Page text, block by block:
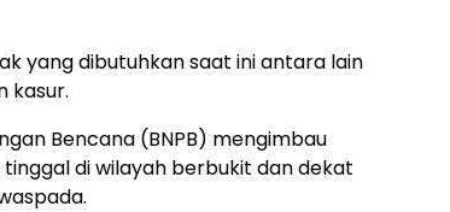
yang dibutuhkan saat ini antara lain
kasur.
Bencana (BNPB) mengimbau
di wilayah berbukit dan dekat